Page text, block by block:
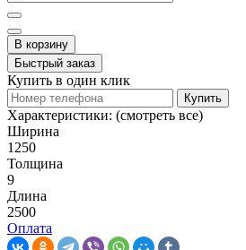
В корзину
Быстрый заказ
Купить в один клик
Купить
Характеристики: (смотреть все)
Ширина
1250
Толщина
9
Длина
2500
Оплата